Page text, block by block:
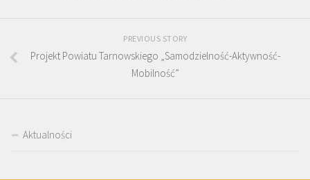
PREVIOUS STORY
Projekt Powiatu Tarnowskiego „Samodzielność-Aktywność-
Mobilność”
Aktualności